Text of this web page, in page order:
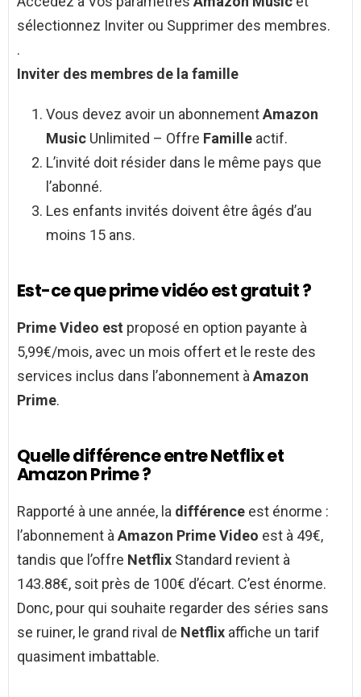
sélectionnez Inviter ou Supprimer des membres.
.
Inviter des membres de lafamille
Vous devez avoir un abonnementAmazon
Music Unlimited – Offre Famille actif.
L’invité doit résider dans le même pays que
l’abonné.
Les enfants invités doivent être âgés d’au
moins 15 ans.
Est-ce que prime vidéo est gratuit ?
Prime Video est proposé en option payante à
5,99€/mois, avec un mois offert et le reste des
services inclus dans l’abonnement àAmazon
Prime.
Quelle différence entre Netflix et
Amazon Prime ?
Rapporté à une année, la différence est énorme :
l’abonnement àAmazon Prime Video est à 49€,
tandis que l’offre Netflix Standard revient à
143.88€, soit près de 100€ d’écart. C’est énorme.
Donc, pour qui souhaite regarder des séries sans
se ruiner, le grand rival de Netflix affiche un tarif
quasiment imbattable.